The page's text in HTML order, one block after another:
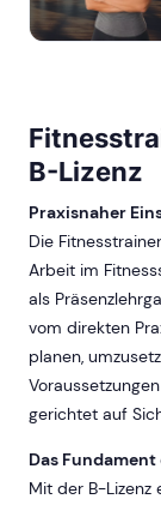
B-Lizenz
Praxisnaher
Die
Arbeit im
als
vom direkten
planen,
gerichtet auf
Das
Mit der B-